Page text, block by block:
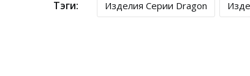
Тэги: Изделия Серии Dragon